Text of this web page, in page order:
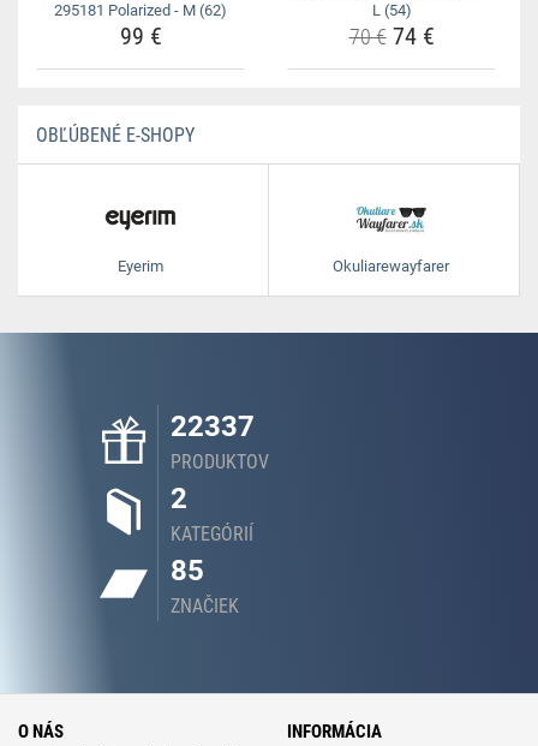
295181 Polarized - M (62)
99 €
L (54)
70 €74 €
OBĽÚBENÉ E-SHOPY
Eyerim Okuliarewayfarer
22337
PRODUKTOV
2
KATEGÓRIÍ
85
ZNAČIEK
O NÁS INFORMÁCIA